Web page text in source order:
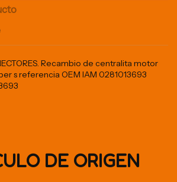
Recambio de centralita motor
s referencia OEM IAM 0281013693
DE ORIGEN